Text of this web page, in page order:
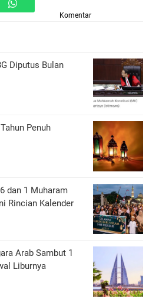
Komentar
Diputus Bulan
Penuh
dan 1 Muharam
Rincian Kalender
Arab Sambut 1
Liburnya